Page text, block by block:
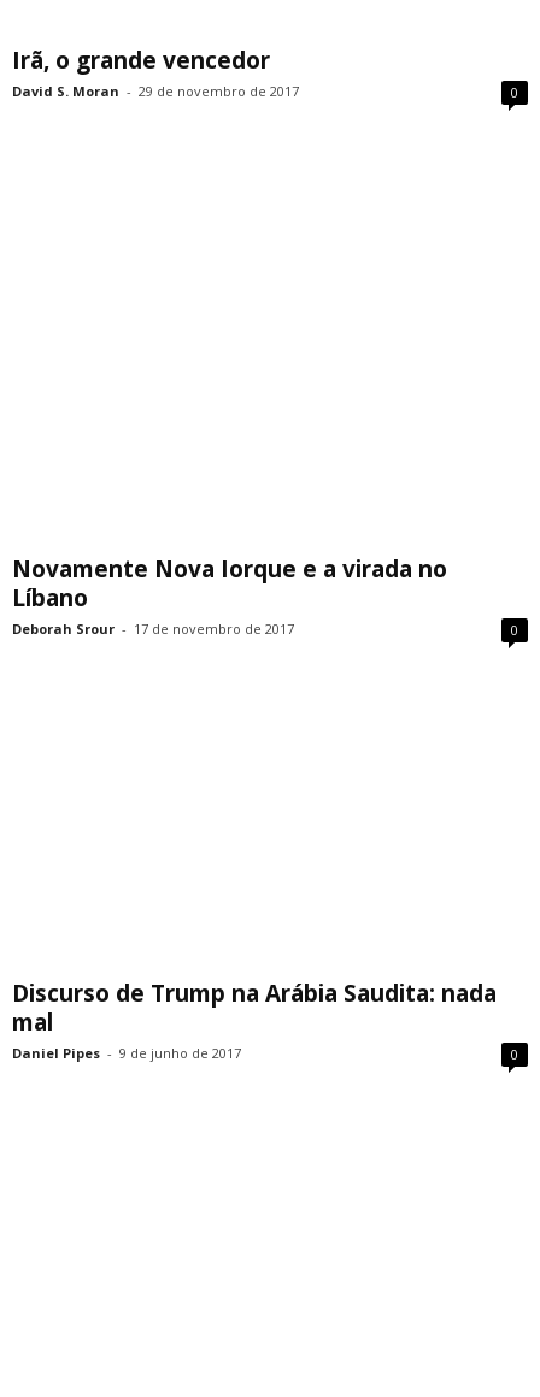
Irã, o grande vencedor
David S. Moran - 29 de novembro de 2017 0
Novamente Nova Iorque e a virada no
Líbano
Deborah Srour - 17 de novembro de 2017 0
Discurso de Trump na Arábia Saudita: nada
mal
Daniel Pipes - 9 de junho de 2017 0